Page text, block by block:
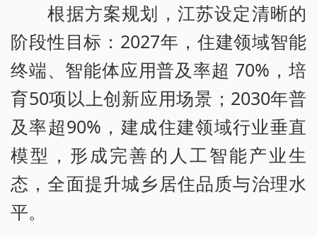
根据方案规划，江苏设定清晰的
阶段性目标：2027年，住建领域智能
终端、智能体应用普及率超 70%，培
育50项以上创新应用场景；2030年普
及率超90%，建成住建领域行业垂直
模型，形成完善的人工智能产业生
态，全面提升城乡居住品质与治理水
平。